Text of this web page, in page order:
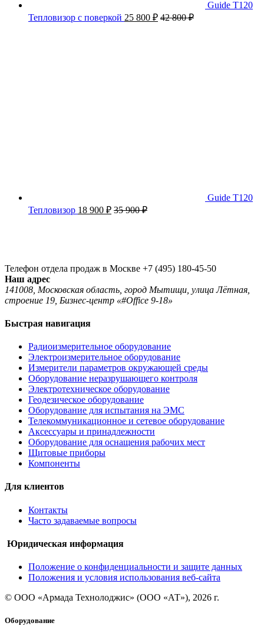
Guide T120
Тепловизор с поверкой 25 800 ₽ 42 800₽
Guide T120
Тепловизор 18 900 ₽ 35 900₽
Телефон отдела продаж в Москве +7 (495) 180-45-50
Наш адрес
141008, Московская область, город Мытищи, улица Лётная,
строение 19, Бизнес-центр «#Office 9-18»
Быстрая навигация
Радиоизмерительное оборудование
Электроизмерительное оборудование
Измерители параметров окружающей среды
Оборудование неразрушающего контроля
Электротехническое оборудование
Геодезическое оборудование
Оборудование для испытания на ЭМС
Телекоммуникационное и сетевое оборудование
Аксессуары и принадлежности
Оборудование для оснащения рабочих мест
Щитовые приборы
Компоненты
Для клиентов
Контакты
Часто задаваемые вопросы
Юридическая информация
Положение о конфиденциальности и защите данных
Положения и условия использования веб-сайта
© ООО «Армада Технолоджис» (ООО «АТ»), 2026 г.
Оборудование